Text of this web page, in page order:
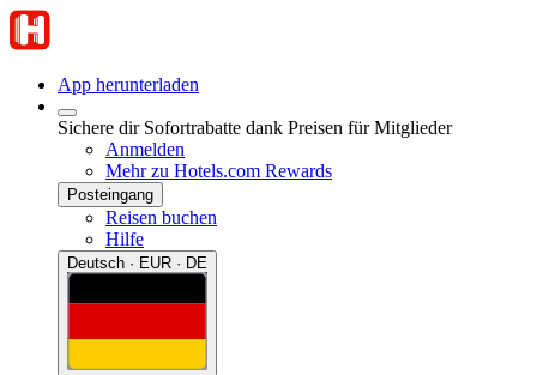
App herunterladen
Sichere dir Sofortrabatte dank Preisen für Mitglieder
Anmelden
Mehr zu Hotels.com Rewards
Posteingang
Reisen buchen
Hilfe
Deutsch · EUR · DE